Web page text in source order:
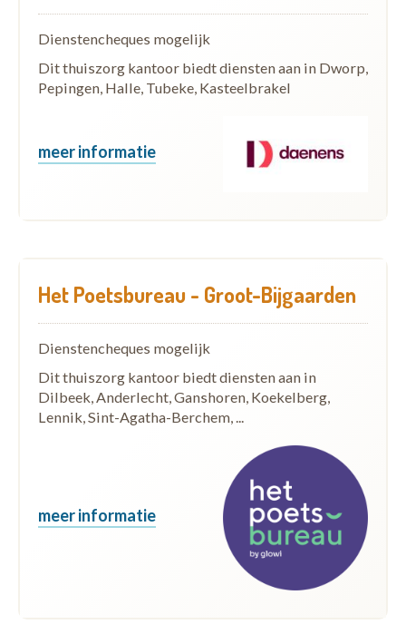
Dienstencheques mogelijk
Dit thuiszorg kantoor biedt diensten aan in Dworp,
Pepingen, Halle, Tubeke, Kasteelbrakel
meer informatie
Het Poetsbureau - Groot-Bijgaarden
Dienstencheques mogelijk
Dit thuiszorg kantoor biedt diensten aan in
Dilbeek, Anderlecht, Ganshoren, Koekelberg,
Lennik, Sint-Agatha-Berchem, ...
meer informatie